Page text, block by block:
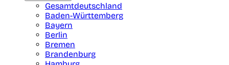
Gesamtdeutschland
Baden-Württemberg
Bayern
Berlin
Bremen
Brandenburg